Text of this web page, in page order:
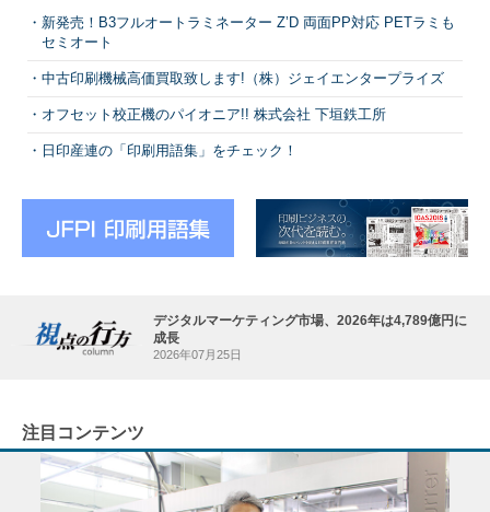
新発売！B3フルオートラミネーター Z’D 両面PP対応 PETラミも
セミオート
中古印刷機械高価買取致します!（株）ジェイエンタープライズ
オフセット校正機のパイオニア!! 株式会社 下垣鉄工所
日印産連の「印刷用語集」をチェック！
デジタルマーケティング市場、2026年は4,789億円に
成長
2026年07月25日
注目コンテンツ